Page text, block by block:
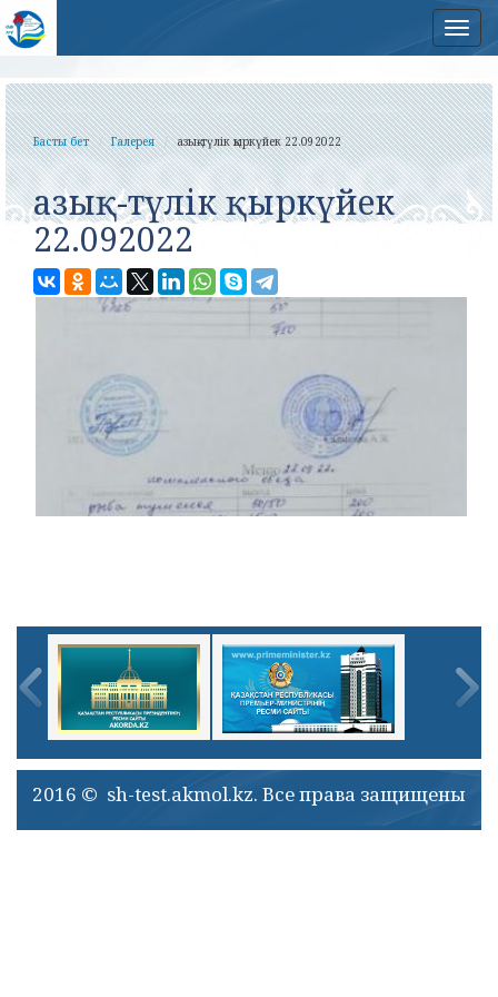
Басты бет Галерея азық-түлік қыркүйек 22.092022
азық-түлік қыркүйек
22.092022
2016 © sh-test.akmol.kz. Все права защищены